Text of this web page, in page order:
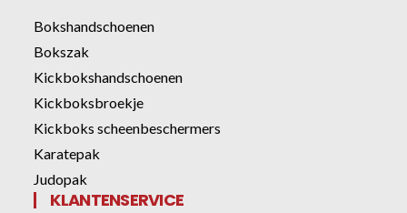
Bokshandschoenen
Bokszak
Kickbokshandschoenen
Kickboksbroekje
Kickboks scheenbeschermers
Karatepak
Judopak
KLANTENSERVICE